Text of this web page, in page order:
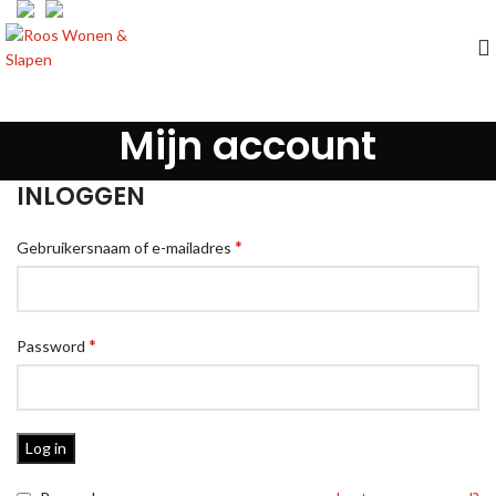
Mijn account
INLOGGEN
Gebruikersnaam of e-mailadres *
Password *
Log in